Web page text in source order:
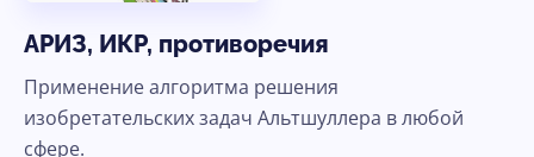
АРИЗ, ИКР, противоречия
Применение алгоритма решения
изобретательских задач Альтшуллера в любой
сфере.